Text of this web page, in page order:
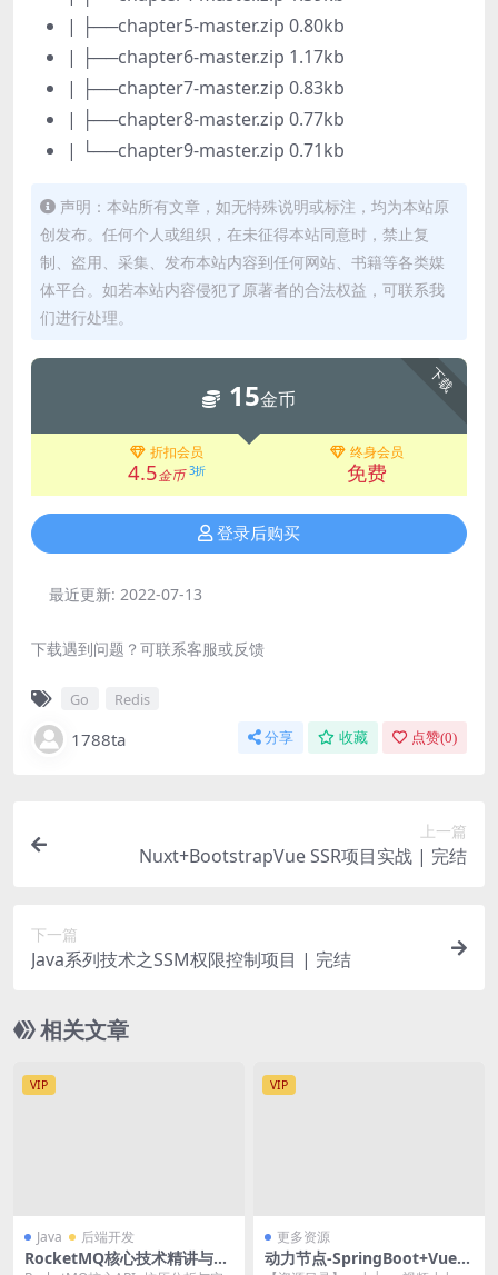
| ├──chapter5-master.zip 0.80kb
| ├──chapter6-master.zip 1.17kb
| ├──chapter7-master.zip 0.83kb
| ├──chapter8-master.zip 0.77kb
| └──chapter9-master.zip 0.71kb
声明：本站所有文章，如无特殊说明或标注，均为本站原
创发布。任何个人或组织，在未征得本站同意时，禁止复
制、盗用、采集、发布本站内容到任何网站、书籍等各类媒
体平台。如若本站内容侵犯了原著者的合法权益，可联系我
们进行处理。
下载
15金币
折扣会员
4.5金币 3折
终身会员
免费
登录后购买
最近更新: 2022-07-13
下载遇到问题？可联系客服或反馈
Go Redis
1788ta 分享 收藏 点赞(0)
上一篇
Nuxt+BootstrapVue SSR项目实战 | 完结
下一篇
Java系列技术之SSM权限控制项目 | 完结
相关文章
VIP
Java 后端开发
RocketMQ核心技术精讲与高
VIP
更多资源
动力节点-SpringBoot+Vue前